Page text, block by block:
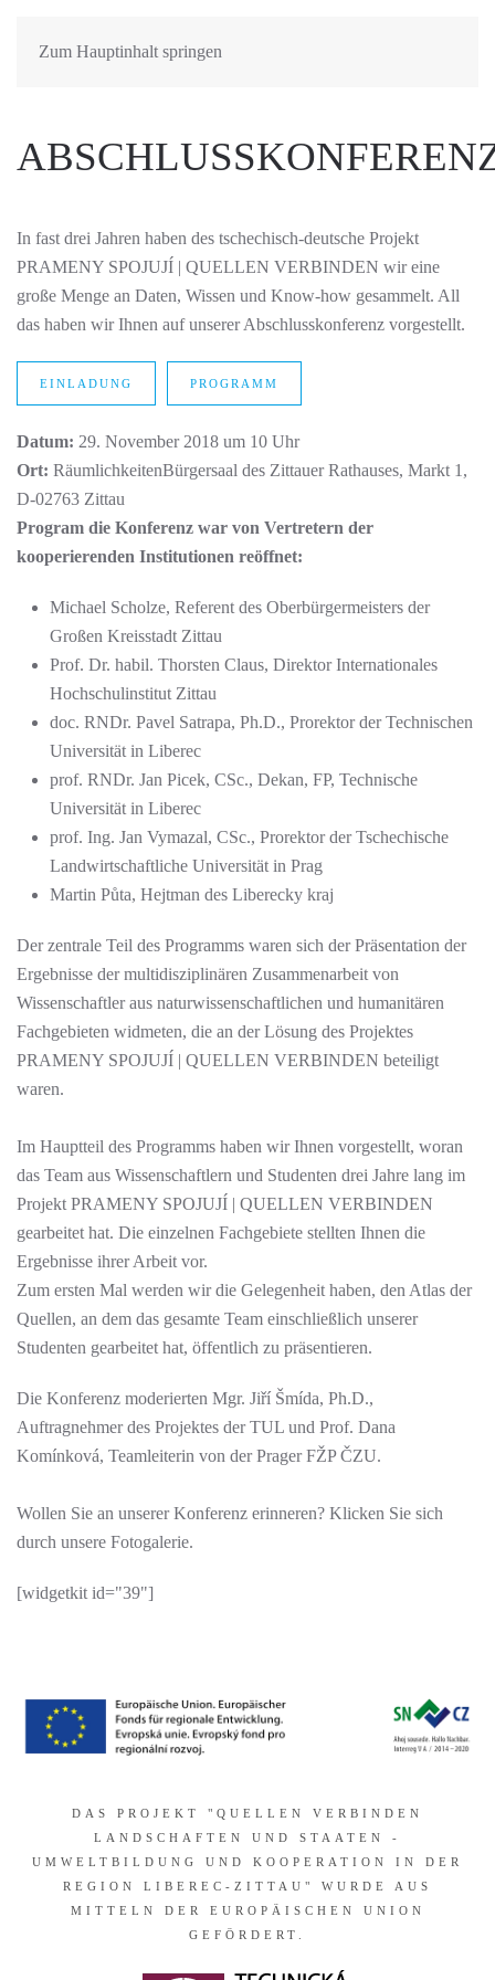
Zum Hauptinhalt springen
In fast drei Jahren haben des tschechisch-deutsche Projekt
PRAMENY SPOJUJÍ | QUELLEN VERBINDEN wir eine
große Menge an Daten, Wissen und Know-how gesammelt. All
das haben wir Ihnen auf unserer Abschlusskonferenz vorgestellt.
EINLADUNG PROGRAMM
Datum: 29. November 2018 um 10 Uhr
Ort: RäumlichkeitenBürgersaal des Zittauer Rathauses, Markt 1,
D-02763 Zittau
Program die Konferenz war von Vertretern der
kooperierenden Institutionen reöffnet:
Michael Scholze, Referent des Oberbürgermeisters der
Großen Kreisstadt Zittau
Prof. Dr. habil. Thorsten Claus, Direktor Internationales
Hochschulinstitut Zittau
doc. RNDr. Pavel Satrapa, Ph.D., Prorektor der Technischen
Universität in Liberec
prof. RNDr. Jan Picek, CSc., Dekan, FP, Technische
Universität in Liberec
prof. Ing. Jan Vymazal, CSc., Prorektor der Tschechische
Landwirtschaftliche Universität in Prag
Martin Půta, Hejtman des Liberecky kraj
Der zentrale Teil des Programms waren sich der Präsentation der
Ergebnisse der multidisziplinären Zusammenarbeit von
Wissenschaftler aus naturwissenschaftlichen und humanitären
Fachgebieten widmeten, die an der Lösung des Projektes
PRAMENY SPOJUJÍ | QUELLEN VERBINDEN beteiligt
waren.
Im Hauptteil des Programms haben wir Ihnen vorgestellt, woran
das Team aus Wissenschaftlern und Studenten drei Jahre lang im
Projekt PRAMENY SPOJUJÍ | QUELLEN VERBINDEN
gearbeitet hat. Die einzelnen Fachgebiete stellten Ihnen die
Ergebnisse ihrer Arbeit vor.
Zum ersten Mal werden wir die Gelegenheit haben, den Atlas der
Quellen, an dem das gesamte Team einschließlich unserer
Studenten gearbeitet hat, öffentlich zu präsentieren.
Die Konferenz moderierten Mgr. Jiří Šmída, Ph.D.,
Auftragnehmer des Projektes der TUL und Prof. Dana
Komínková, Teamleiterin von der Prager FŽP ČZU.
Wollen Sie an unserer Konferenz erinneren? Klicken Sie sich
durch unsere Fotogalerie.
[widgetkit id="39"]
DAS PROJEKT "QUELLEN VERBINDEN
LANDSCHAFTEN UND STAATEN -
UMWELTBILDUNG UND KOOPERATION IN DER
REGION LIBEREC-ZITTAU" WURDE AUS
MITTELN DER EUROPÄISCHEN UNION
GEFÖRDERT.